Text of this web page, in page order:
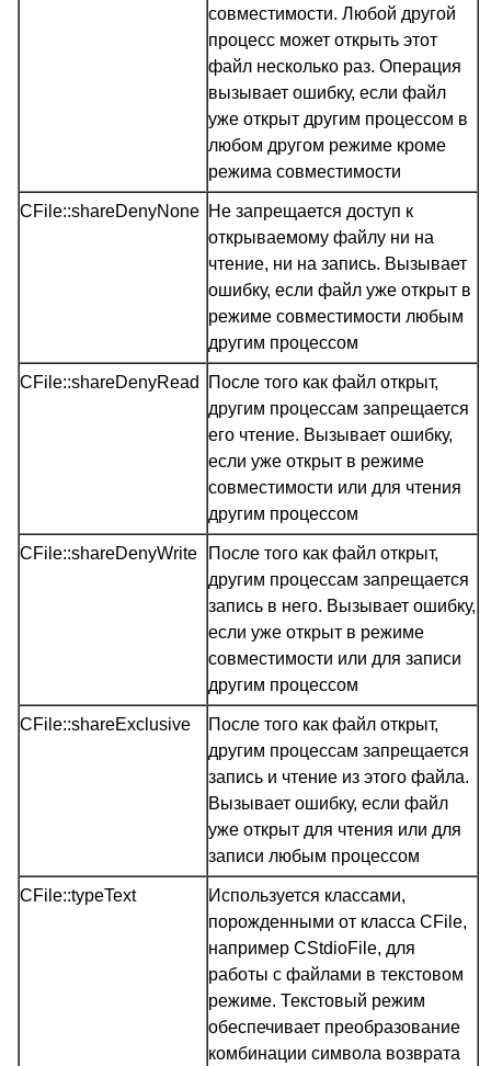
совместимости. Любой другой
процесс может открыть этот
файл несколько раз. Операция
вызывает ошибку, если файл
уже открыт другим процессом в
любом другом режиме кроме
режима совместимости
CFile::shareDenyNone Не запрещается доступ к
открываемому файлу ни на
чтение, ни на запись. Вызывает
ошибку, если файл уже открыт в
режиме совместимости любым
другим процессом
CFile::shareDenyRead
После того как файл открыт,
другим процессам запрещается
его чтение. Вызывает ошибку,
если уже открыт в режиме
совместимости или для чтения
другим процессом
CFile::shareDenyWrite
После того как файл открыт,
другим процессам запрещается
запись в него. Вызывает ошибку,
если уже открыт в режиме
совместимости или для записи
другим процессом
CFile::shareExclusive
После того как файл открыт,
другим процессам запрещается
запись и чтение из этого файла.
Вызывает ошибку, если файл
уже открыт для чтения или для
записи любым процессом
CFile::typeText
Используется классами,
порожденными от класса CFile,
например CStdioFile, для
работы с файлами в текстовом
режиме. Текстовый режим
обеспечивает преобразование
комбинации символа возврата